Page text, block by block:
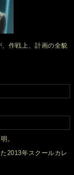
作戦上、計画の全貌
。
2013年スクールカレ